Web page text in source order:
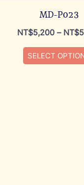
MD-P023
NT$5,200 – NT$
SELECT